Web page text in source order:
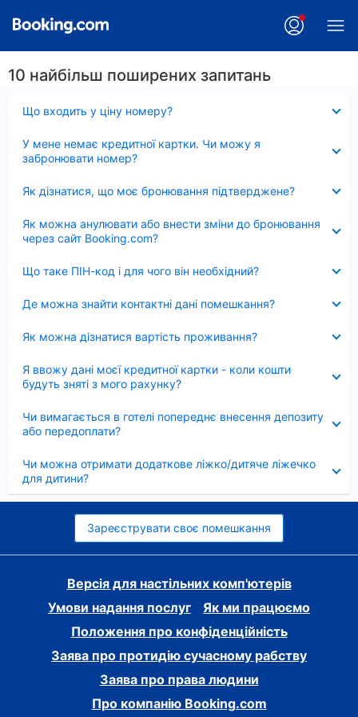
10 найбільш поширених запитань
Що входить у ціну номеру?
У мене немає кредитної картки. Чи можу я
забронювати номер?
Як дізнатися, що моє бронювання підтверджене?
Як можна анулювати або внести зміни до бронювання
через сайт Booking.com?
Що таке ПІН-код і для чого він необхідний?
Де можна знайти контактні дані помешкання?
Як можна дізнатися вартість проживання?
Я ввожу дані моєї кредитної картки - коли кошти
будуть зняті з мого рахунку?
Чи вимагається в готелі попереднє внесення депозиту
або передоплати?
Чи можна отримати додаткове ліжко/дитяче ліжечко
для дитини?
Зареєструвати своє помешкання
Версія для настільних комп'ютерів
Умови надання послуг
Як ми працюємо
Положення про конфіденційність
Заява про протидію сучасному рабству
Заява про права людини
Про компанію Booking.com